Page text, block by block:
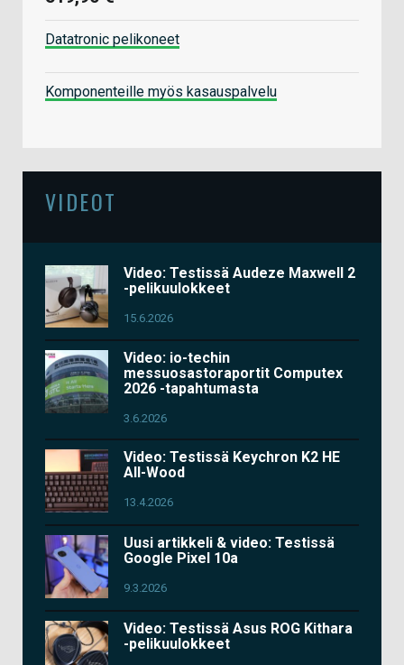
Datatronic pelikoneet
Komponenteille myös kasauspalvelu
VIDEOT
Video: Testissä Audeze Maxwell 2
-pelikuulokkeet
15.6.2026
Video: io-techin
messuosastoraportit Computex
2026 -tapahtumasta
3.6.2026
Video: Testissä Keychron K2 HE
All-Wood
13.4.2026
Uusi artikkeli & video: Testissä
Google Pixel 10a
9.3.2026
Video: Testissä Asus ROG Kithara
-pelikuulokkeet